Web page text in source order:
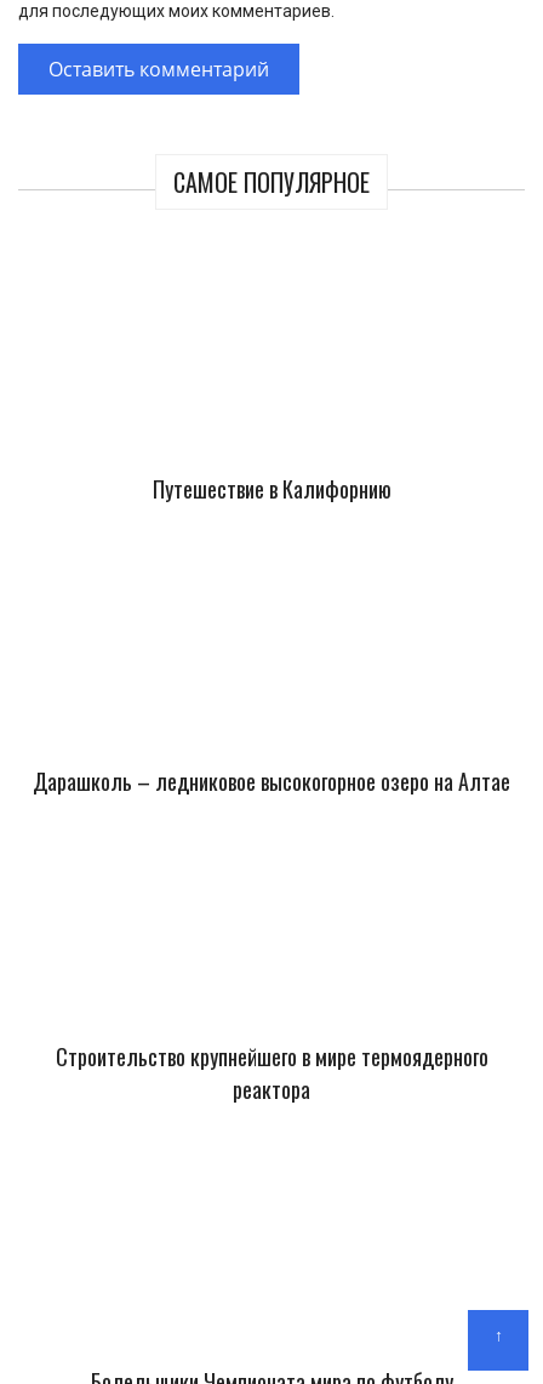
САМОЕ ПОПУЛЯРНОЕ
Путешествие в Калифорнию
Дарашколь – ледниковое высокогорное озеро на Алтае
Строительство крупнейшего в мире термоядерного
реактора
для последующих моих комментариев.
↑